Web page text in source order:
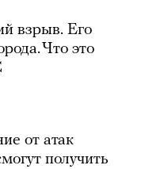
взрыв. Его
Что это
от атак
получить